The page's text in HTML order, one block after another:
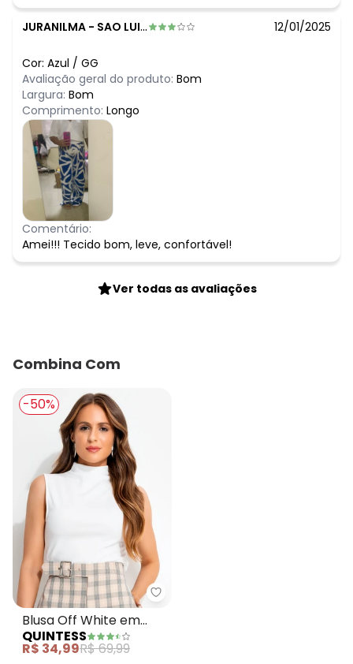
JURANILMA - SAO LUIS - MA 12/01/2025
Cor: Azul / GG
Avaliação geral do produto: Bom
Largura: Bom
Comprimento: Longo
Comentário:
Amei!!! Tecido bom, leve, confortável!
Ver todas as avaliações
Combina Com
-50%
Quintess - Blusa Off White em
Blusa Off White em
Malha Crepe
QUINTESS
R$ 34,99R$ 69,99